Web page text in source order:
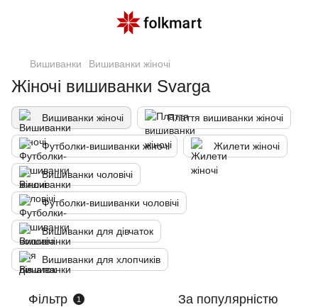
Вишиванки Вишиванки жіночі
Жіночі вишиванки Svarga
Вишиванки жіночі Плаття вишиванки жіночі
Футболки-вишиванки жіночі Жилети жіночі
Вишиванки чоловічі
Футболки-вишиванки чоловічі
Вишиванки для дівчаток
Вишиванки для хлопчиків
Фільтр 1 За популярністю